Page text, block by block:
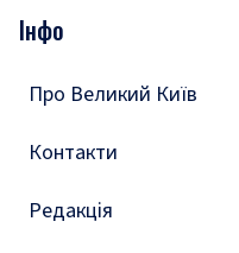
Подкасти
Тести
Інфо
Про Великий Київ
Контакти
Редакція